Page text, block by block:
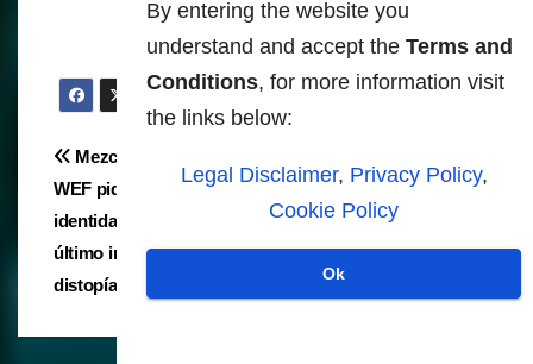
By entering the website you
understand and accept the Terms and
Conditions, for more information visit
the links below:
Legal Disclaimer, Privacy Policy,
Cookie Policy
Ok
Navegación
de
entradas
padres elegirán "bebés
digitales" en el metaverso
sobre los reales dentro de
Mezcla de la realidad:
WEF pide la creación de la
identidad metaverso en el
último impulso para la
distopía digital